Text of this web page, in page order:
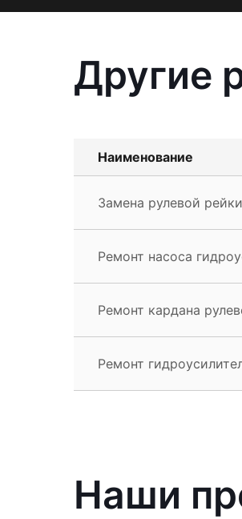
Другие
Наименование
Замена рулевой
Ремонт насоса
Ремонт кардана
Ремонт
Наши